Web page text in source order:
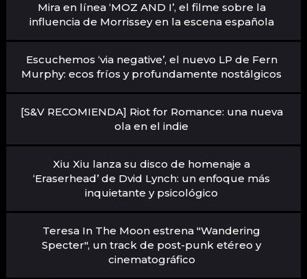
Mira en línea ‘MOZ AND I’, el filme sobre la
influencia de Morrissey en la escena española
Escuchemos ‘via negative’, el nuevo LP de Fern
Murphy: ecos fríos y profundamente nostálgicos
[S&V RECOMIENDA] Riot for Romance: una nueva
ola en el indie
Xiu Xiu lanza su disco de homenaje a
‘Eraserhead’ de Dvid Lynch: un enfoque más
inquietante y psicológico
Teresa In The Moon estrena "Wandering
Specter", un track de post-punk etéreo y
cinematográfico